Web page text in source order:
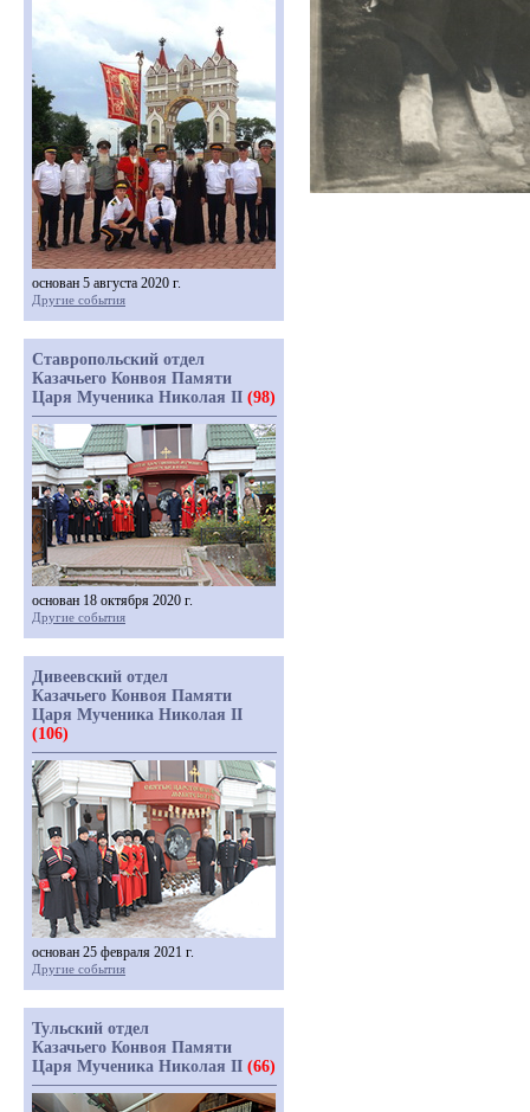
основан 5 августа 2020 г.
Другие события
Ставропольский отдел
Казачьего Конвоя Памяти
Царя Мученика Николая II (98)
основан 18 октября 2020 г.
Другие события
Дивеевский отдел
Казачьего Конвоя Памяти
Царя Мученика Николая II
(106)
основан 25 февраля 2021 г.
Другие события
Тульский отдел
Казачьего Конвоя Памяти
Царя Мученика Николая II (66)